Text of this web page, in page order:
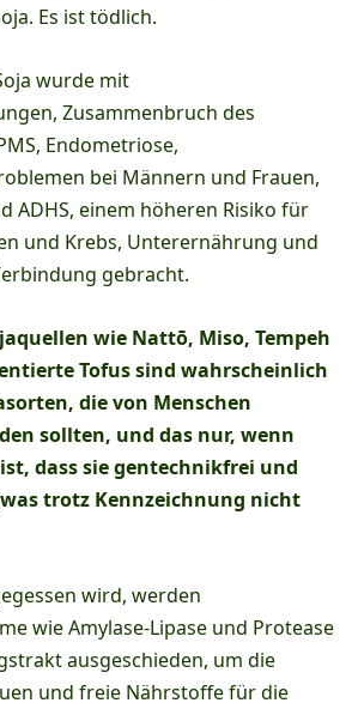
Es ist tödlich.
wurde mit
Zusammenbruch des
Endometriose,
bei Männern und Frauen,
ADHS, einem höheren Risiko für
und Krebs, Unterernährung und
gebracht.
wie Nattō, Miso, Tempeh
Tofus sind wahrscheinlich
die von Menschen
sollten, und das nur, wenn
dass sie gentechnikfrei und
trotz Kennzeichnung nicht
wird, werden
wie Amylase-Lipase und Protease
ausgeschieden, um die
und freie Nährstoffe für die